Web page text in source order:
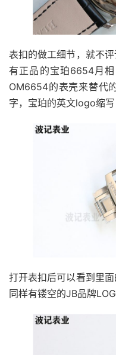
表扣的做工细节，就不
有正品的宝珀6654月
OM6654的表壳来替代
字，宝珀的英文logo缩写
打开表扣后可以看到里
同样有镂空的JB品牌